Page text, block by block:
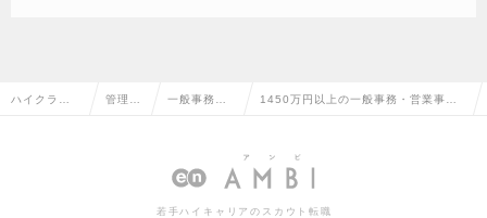
ハイクラス 管理部 一般事務・ 1450万円以上の一般事務・営業事務
若手ハイキャリアのスカウト転職